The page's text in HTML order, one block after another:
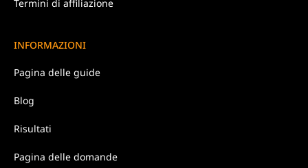
Termini di affiliazione
INFORMAZIONI
Pagina delle guide
Blog
Risultati
Pagina delle domande